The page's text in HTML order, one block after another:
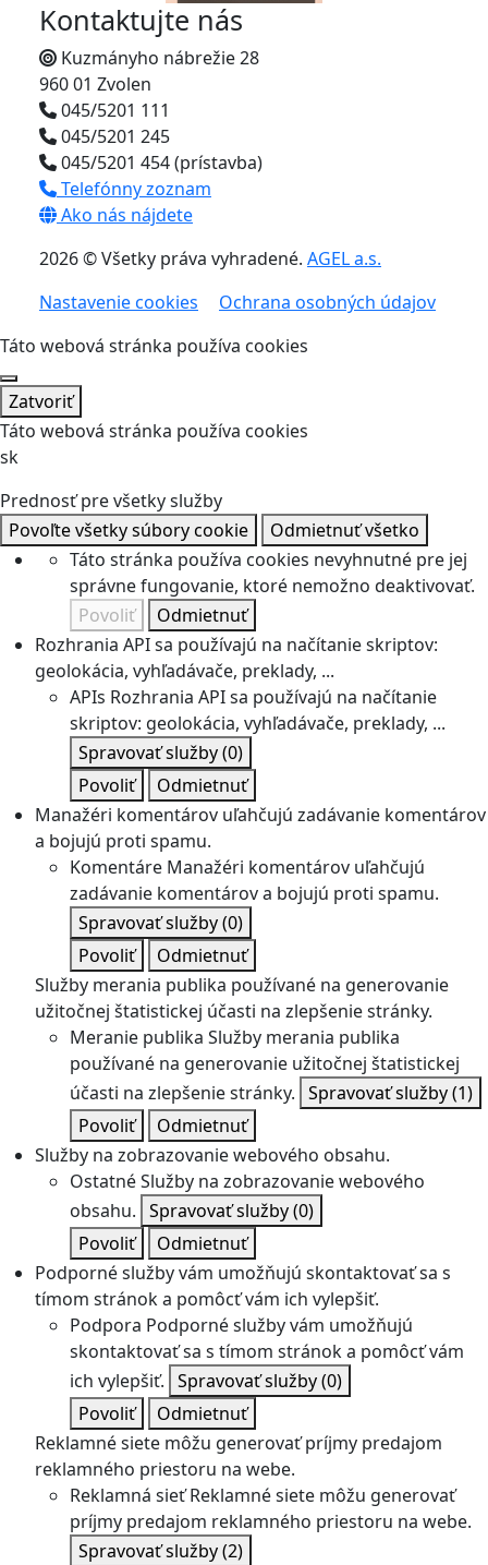
Kontaktujte nás
Kuzmányho nábrežie 28
960 01 Zvolen
045/5201 111
045/5201 245
045/5201 454 (prístavba)
Telefónny zoznam
Ako nás nájdete
2026 © Všetky práva vyhradené. AGEL a.s.
Nastavenie cookies
Ochrana osobných údajov
Táto webová stránka používa cookies
Zatvoriť
Táto webová stránka používa cookies
sk
Prednosť pre všetky služby
Povoľte všetky súbory cookie
Odmietnuť všetko
Táto stránka používa cookies nevyhnutné pre jej
správne fungovanie, ktoré nemožno deaktivovať.
Povoliť
Odmietnuť
Rozhrania API sa používajú na načítanie skriptov:
geolokácia, vyhľadávače, preklady, ...
APIs Rozhrania API sa používajú na načítanie
skriptov: geolokácia, vyhľadávače, preklady, ...
Spravovať služby(0)
Povoliť
Odmietnuť
Manažéri komentárov uľahčujú zadávanie komentárov
a bojujú proti spamu.
Komentáre Manažéri komentárov uľahčujú
zadávanie komentárov a bojujú proti spamu.
Spravovať služby(0)
Povoliť
Odmietnuť
Služby merania publika používané na generovanie
užitočnej štatistickej účasti na zlepšenie stránky.
Meranie publika Služby merania publika
používané na generovanie užitočnej štatistickej
účasti na zlepšenie stránky. Spravovať služby(1)
Povoliť
Odmietnuť
Služby na zobrazovanie webového obsahu.
OstatnéSlužby na zobrazovanie webového
obsahu. Spravovať služby(0)
Povoliť
Odmietnuť
Podporné služby vám umožňujú skontaktovať sa s
tímom stránok a pomôcť vám ich vylepšiť.
Podpora Podporné služby vám umožňujú
skontaktovať sa s tímom stránok a pomôcť vám
ich vylepšiť. Spravovať služby(0)
Povoliť
Odmietnuť
Reklamné siete môžu generovať príjmy predajom
reklamného priestoru na webe.
Reklamná sieť Reklamné siete môžu generovať
príjmy predajom reklamného priestoru na webe.
Spravovať služby(2)